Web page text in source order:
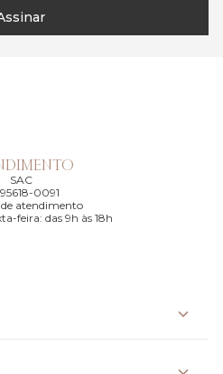
SAC
95618-0091
atendimento
feira: das 9h às 18h